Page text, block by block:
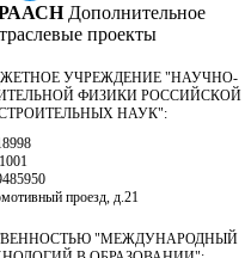
РААСН Дополнительное
проекты
УЧРЕЖДЕНИЕ "НАУЧНО-
ФИЗИКИ РОССИЙСКОЙ
НАУК":
проезд, д.21
"МЕЖДУНАРОДНЫЙ